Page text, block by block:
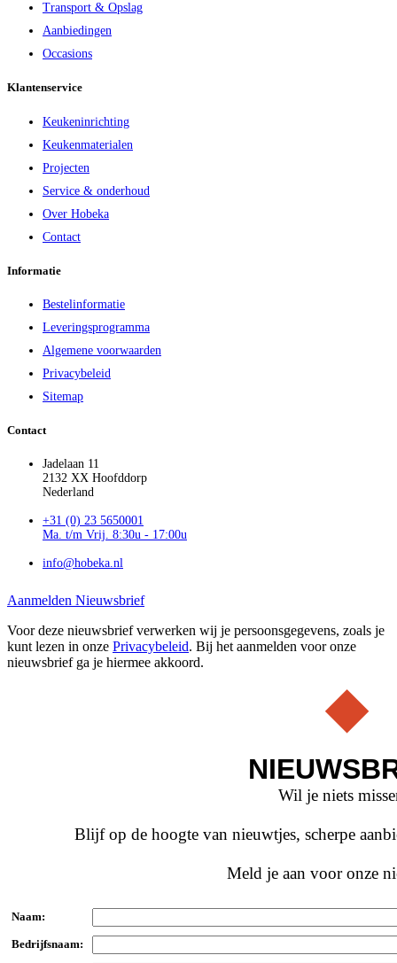
Transport & Opslag
Aanbiedingen
Occasions
Klantenservice
Keukeninrichting
Keukenmaterialen
Projecten
Service & onderhoud
Over Hobeka
Contact
Informatie
Bestelinformatie
Leveringsprogramma
Algemene voorwaarden
Privacybeleid
Sitemap
Contact
Jadelaan 11
2132 XX Hoofddorp
Nederland
+31 (0) 23 5650001
Ma. t/m Vrij. 8:30u - 17:00u
info@hobeka.nl
Aanmelden Nieuwsbrief
Voor deze nieuwsbrief verwerken wij je persoonsgegevens, zoals je
kunt lezen in onze Privacybeleid. Bij het aanmelden voor onze
nieuwsbrief ga je hiermee akkoord.
Wil je niets
Blijf op de hoogte van nieuwtjes, scherpe
Meld je aan voor onze
Naam:
Bedrijfsnaam: